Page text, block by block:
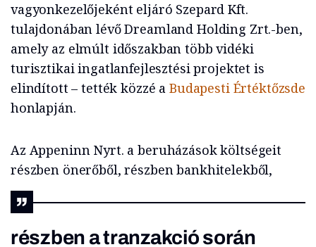
vagyonkezelőjeként eljáró Szepard Kft.
tulajdonában lévő Dreamland Holding Zrt.-ben,
amely az elmúlt időszakban több vidéki
turisztikai ingatlanfejlesztési projektet is
elindított – tették közzé a Budapesti Értéktőzsde
honlapján.
Az Appeninn Nyrt. a beruházások költségeit
részben önerőből, részben bankhitelekből,
részben a tranzakció során